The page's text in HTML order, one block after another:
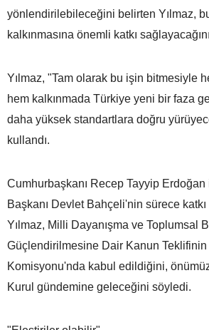
yönlendirilebileceğini belirten Yılmaz,
kalkınmasına önemli katkı
Yılmaz, "Tam olarak bu işin bitmesiyle
hem kalkınmada Türkiye yeni bir faza
daha yüksek standartlara doğru
kullandı.
Cumhurbaşkanı Recep Tayyip Erdoğan
Başkanı Devlet Bahçeli'nin sürece
Yılmaz, Milli Dayanışma ve Toplumsal
Güçlendirilmesine Dair Kanun
Komisyonu'nda kabul edildiğini,
Kurul gündemine geleceğini söyledi.